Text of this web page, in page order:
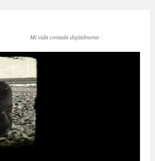
Mi vida contada digitalmente